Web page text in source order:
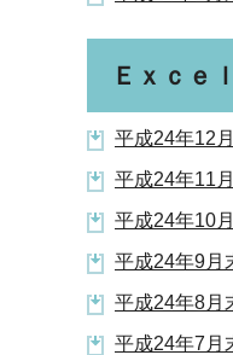
Ｅｘｃｅ
平成24年12
平成24年11
平成24年10
平成24年9月
平成24年8月
平成24年7月